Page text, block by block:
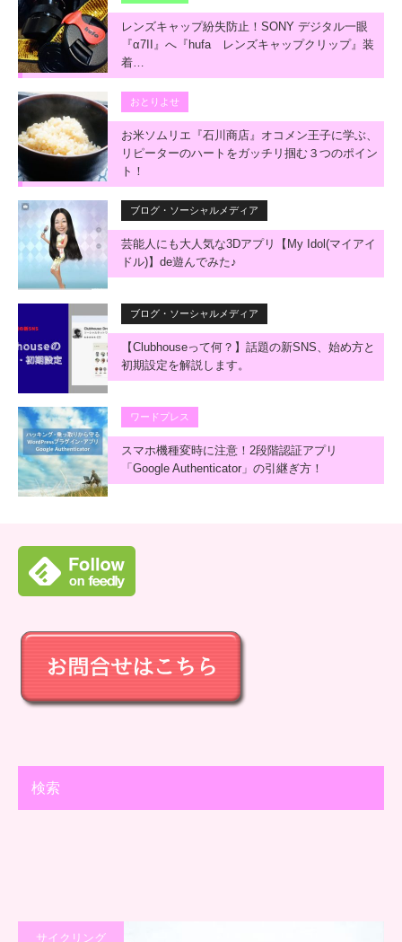
レンズキャップ紛失防止！SONY デジタル一眼
『α7II』へ『hufa レンズキャップクリップ』装
着…
おとりよせ
お米ソムリエ『石川商店』オコメン王子に学ぶ、
リピーターのハートをガッチリ掴む３つのポイン
ト！
ブログ・ソーシャルメディア
芸能人にも大人気な3Dアプリ【My Idol(マイアイ
ドル)】de遊んでみた♪
ブログ・ソーシャルメディア
【Clubhouseって何？】話題の新SNS、始め方と
初期設定を解説します。
ワードプレス
スマホ機種変時に注意！2段階認証アプリ
「Google Authenticator」の引継ぎ方！
検索
サイクリング